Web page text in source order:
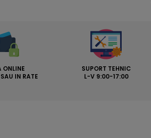
ONLINE
IN RATE
SUPORT TEHNIC
L-V 9:00-17:00